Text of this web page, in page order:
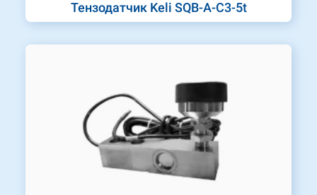
Тензодатчик Keli SQB-A-C3-5t